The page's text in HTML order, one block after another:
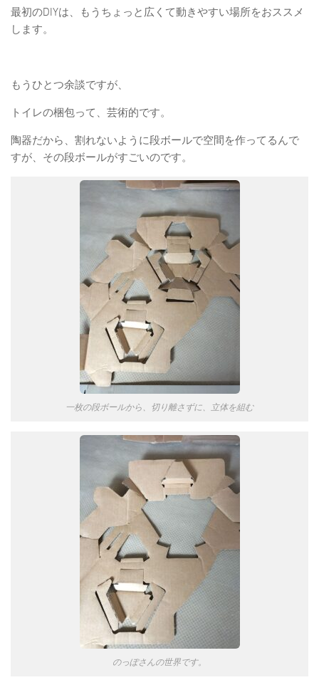
最初のDIYは、もうちょっと広くて動きやすい場所をおススメ
します。
もうひとつ余談ですが、
トイレの梱包って、芸術的です。
陶器だから、割れないように段ボールで空間を作ってるんで
すが、その段ボールがすごいのです。
一枚の段ボールから、切り離さずに、立体を組む
のっぽさんの世界です。